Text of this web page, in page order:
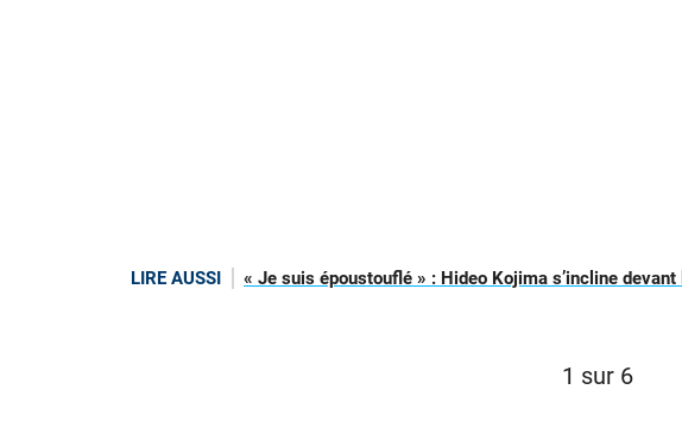
LIRE AUSSI « Je suis époustouflé » : Hideo Kojima s’incline
1 sur 6